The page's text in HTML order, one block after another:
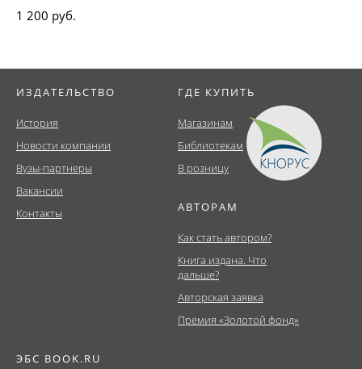
1 200 руб.
ИЗДАТЕЛЬСТВО
История
Новости компании
Вузы-партнеры
Вакансии
Контакты
ГДЕ КУПИТЬ
Магазинам
Библиотекам
В розницу
АВТОРАМ
Как стать автором?
Книга издана. Что
дальше?
Авторская заявка
Премия «Золотой фонд»
ЭБС BOOK.RU